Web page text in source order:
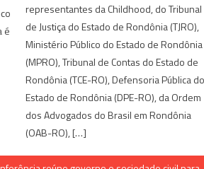
é
representantes da Childhood, do Tribunal
de Justiça do Estado de Rondônia (TJRO),
Ministério Público do Estado de Rondônia
(MPRO), Tribunal de Contas do Estado de
Rondônia (TCE-RO), Defensoria Pública
Estado de Rondônia (DPE-RO), da Ordem
dos Advogados do Brasil em Rondônia
(OAB-RO), […]